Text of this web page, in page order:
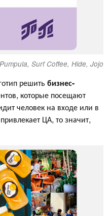
Surf Coffee, Hide, Jojo
решить бизнес-
которые посещают
человек на входе или в
ЦА, то значит,